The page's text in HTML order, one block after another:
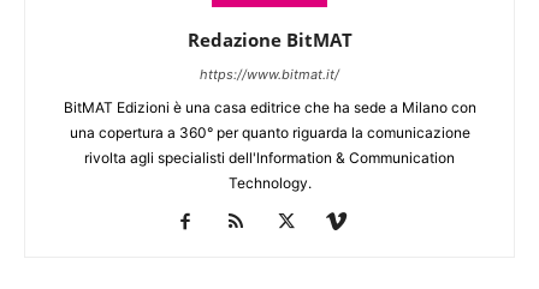
Redazione BitMAT
https://www.bitmat.it/
BitMAT Edizioni è una casa editrice che ha sede a Milano con
una copertura a 360° per quanto riguarda la comunicazione
rivolta agli specialisti dell'lnformation & Communication
Technology.